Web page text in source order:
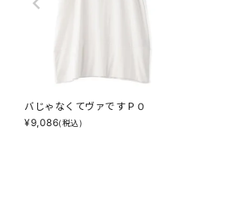
バじゃなくてヴァですＰＯ
¥9,086(税込)